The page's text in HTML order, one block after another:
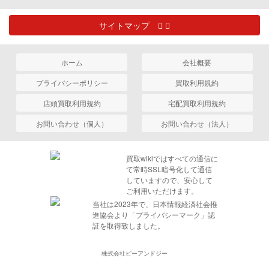
サイトマップ
ホーム
会社概要
プライバシーポリシー
買取利用規約
店頭買取利用規約
宅配買取利用規約
お問い合わせ（個人）
お問い合わせ（法人）
買取wikiではすべての通信に
て常時SSL暗号化して通信
していますので、安心して
ご利用いただけます。
当社は2023年で、日本情報経済社会推
進協会より「プライバシーマーク」認
証を取得致しました。
株式会社ピーアンドジー